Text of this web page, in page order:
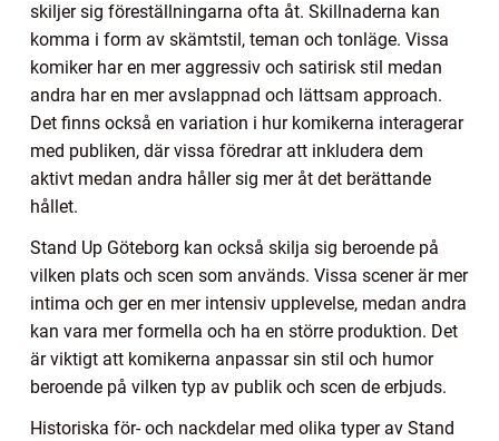
skiljer sig föreställningarna ofta åt. Skillnaderna kan
komma i form av skämtstil, teman och tonläge. Vissa
komiker har en mer aggressiv och satirisk stil medan
andra har en mer avslappnad och lättsam approach.
Det finns också en variation i hur komikerna interagerar
med publiken, där vissa föredrar att inkludera dem
aktivt medan andra håller sig mer åt det berättande
hållet.
Stand Up Göteborg kan också skilja sig beroende på
vilken plats och scen som används. Vissa scener är mer
intima och ger en mer intensiv upplevelse, medan andra
kan vara mer formella och ha en större produktion. Det
är viktigt att komikerna anpassar sin stil och humor
beroende på vilken typ av publik och scen de erbjuds.
Historiska för- och nackdelar med olika typer av Stand